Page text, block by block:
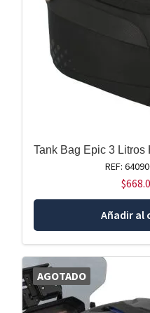
Tank Bag Epic 3
REF:
$
Añadir al
AGOTADO